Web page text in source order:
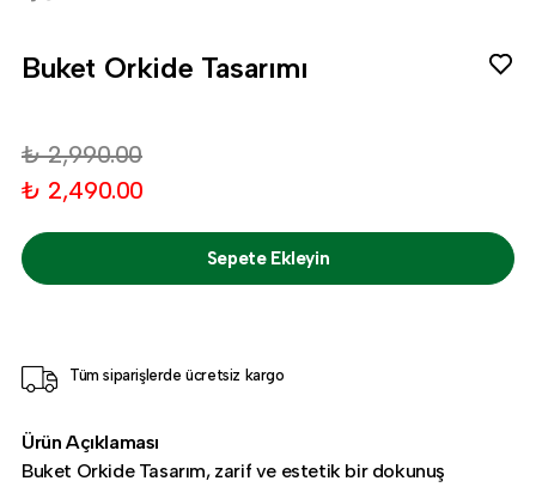
Buket Orkide Tasarımı
₺ 2,990.00
₺ 2,490.00
Sepete Ekleyin
Tüm siparişlerde ücretsiz kargo
Ürün Açıklaması
Buket Orkide Tasarım, zarif ve estetik bir dokunuş